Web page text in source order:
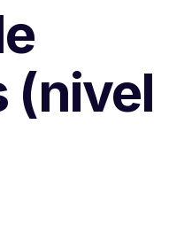
(nivel